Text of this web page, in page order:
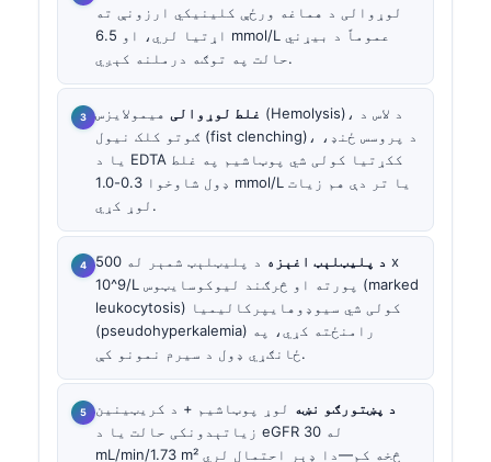
لوړوالی د هماغه ورځې کلینیکي ارزونې ته
اړتیا لري، او 6.5 mmol/L عموماً د بیړني
حالت په توګه درملنه کېږي.
غلط لوړوالی هیمولایزس (Hemolysis)، د لاس د
ګوتو کلک نیول (fist clenching)، د پروسس ځنډ،
یا د EDTA ککړتیا کولی شي پوټاشیم په غلط
ډول شاوخوا 0.3-1.0 mmol/L یا تر دې هم زیات
لوړ کړي.
د پلیټلېټ اغېزه
د پلیټلېټ شمېر له 500 x
10^9/L پورته او څرګند لیوکوسایټوس (marked
leukocytosis) کولی شي سیوډوهایپرکالیمیا
(pseudohyperkalemia) رامنځته کړي، په
ځانګړي ډول د سیرم نمونو کې.
د پښتورګو نښه لوړ پوټاشیم + د کریټینین
زیاتېدونکی حالت یا د eGFR له 30
mL/min/1.73 m² څخه کم—دا ډېر احتمال لري